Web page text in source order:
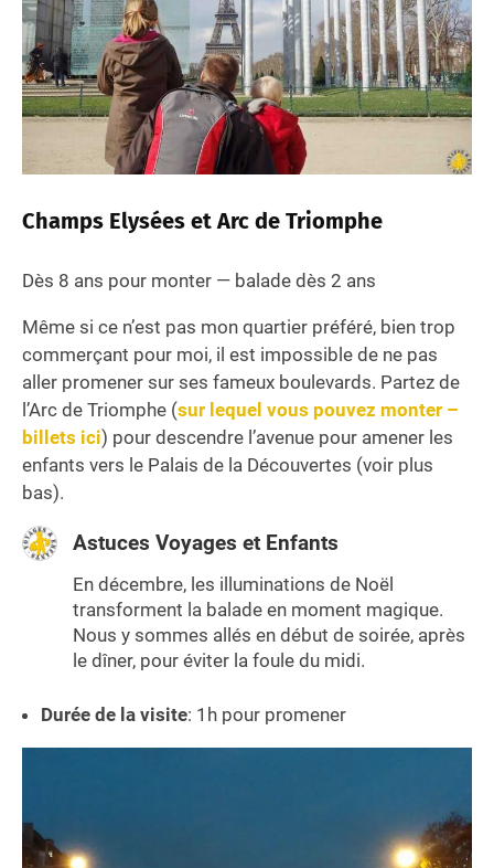
Champs Elysées et Arc de Triomphe
Dès 8 ans pour monter — balade dès 2 ans
Même si ce n’est pas mon quartier préféré, bien trop
commerçant pour moi, il est impossible de ne pas
aller promener sur ses fameux boulevards. Partez de
l’Arc de Triomphe (sur lequel vous pouvez monter –
billets ici) pour descendre l’avenue pour amener les
enfants vers le Palais de la Découvertes (voir plus
bas).
Astuces Voyages et Enfants
En décembre, les illuminations de Noël
transforment la balade en moment magique.
Nous y sommes allés en début de soirée, après
le dîner, pour éviter la foule du midi.
Durée de la visite: 1h pour promener